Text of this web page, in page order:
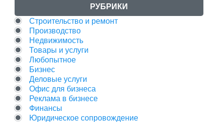
РУБРИКИ
Строительство и ремонт
Производство
Недвижимость
Товары и услуги
Любопытное
Бизнес
Деловые услуги
Офис для бизнеса
Реклама в бизнесе
Финансы
Юридическое сопровождение